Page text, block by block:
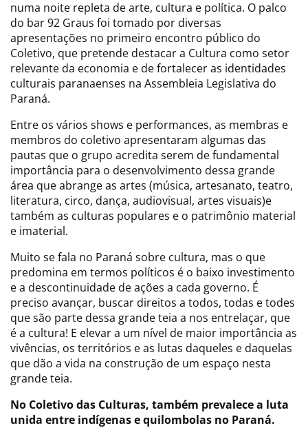
numa noite repleta de arte, cultura e política. O palco
do bar 92 Graus foi tomado por diversas
apresentações no primeiro encontro público do
Coletivo, que pretende destacar a Cultura como setor
relevante da economia e de fortalecer as identidades
culturais paranaenses na Assembleia Legislativa do
Paraná.
Entre os vários shows e performances, as membras e
membros do coletivo apresentaram algumas das
pautas que o grupo acredita serem de fundamental
importância para o desenvolvimento dessa grande
área que abrange as artes (música, artesanato, teatro,
literatura, circo, dança, audiovisual, artes visuais)e
também as culturas populares e o patrimônio material
e imaterial.
Muito se fala no Paraná sobre cultura, mas o que
predomina em termos políticos é o baixo investimento
e a descontinuidade de ações a cada governo. É
preciso avançar, buscar direitos a todos, todas e todes
que são parte dessa grande teia a nos entrelaçar, que
é a cultura! E elevar a um nível de maior importância as
vivências, os territórios e as lutas daqueles e daquelas
que dão a vida na construção de um espaço nesta
grande teia.
No Coletivo das Culturas, também prevalece a luta
unida entre indígenas e quilombolas no Paraná.